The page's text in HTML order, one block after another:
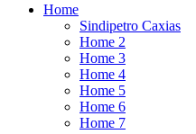
Home
Sindipetro Caxias
Home 2
Home 3
Home 4
Home 5
Home 6
Home 7